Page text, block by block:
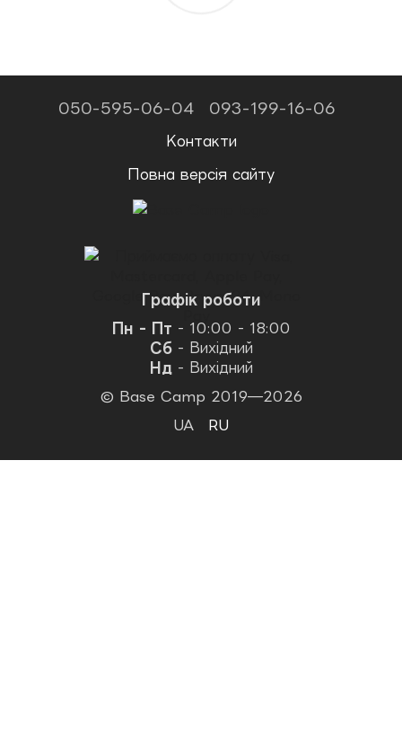
050-595-06-04 093-199-16-06
Контакти
Повна версія сайту
Графік роботи
Пн - Пт - 10:00 - 18:00
Сб- Вихідний
Нд - Вихідний
© Base Camp 2019—2026
UA
RU